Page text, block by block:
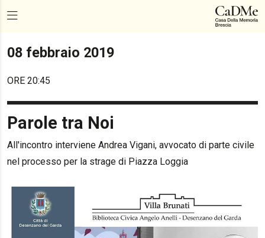
08 febbraio 2019
ORE 20:45
Parole tra Noi
All'incontro interviene Andrea Vigani, avvocato di parte civile
nel processo per la strage di Piazza Loggia